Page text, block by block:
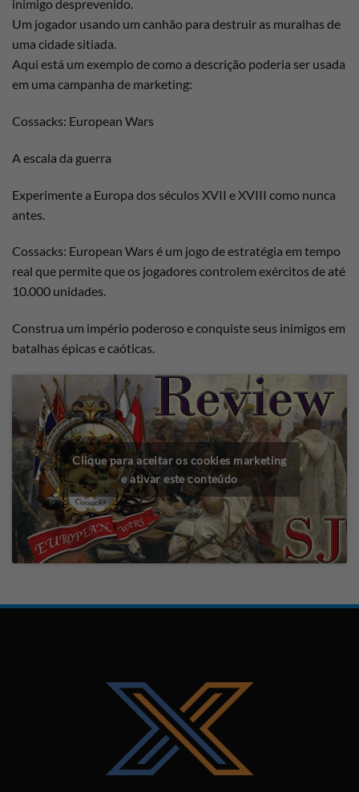
inimigo desprevenido.
Um jogador usando um canhão para destruir as muralhas de
uma cidade sitiada.
Aqui está um exemplo de como a descrição poderia ser usada
em uma campanha de marketing:
Cossacks: European Wars
A escala da guerra
Experimente a Europa dos séculos XVII e XVIII como nunca
antes.
Cossacks: European Wars é um jogo de estratégia em tempo
real que permite que os jogadores controlem exércitos de até
10.000 unidades.
Construa um império poderoso e conquiste seus inimigos em
batalhas épicas e caóticas.
Clique para aceitar os cookies marketing
e ativar este conteúdo